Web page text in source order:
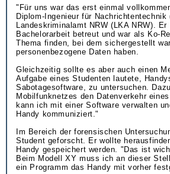
"Für uns war das erst einmal
Diplom-Ingenieur für
Landeskriminalamt NRW (LKA NRW).
Bachelorarbeit betreut und war als Ko-
Thema finden, bei dem sichergestellt
personenbezogene Daten haben.
Gleichzeitig sollte es aber auch einen
Aufgabe eines Studenten lautete,
Sabotagesoftware, zu untersuchen.
Mobilfunknetzes den Datenverkehr
kann ich mit einer Software verwalten
Handy kommuniziert."
Im Bereich der forensischen
Student geforscht. Er wollte
Handy gespeichert werden. "Das ist
Beim Modell XY muss ich an dieser
ein Programm das Handy mit vorher